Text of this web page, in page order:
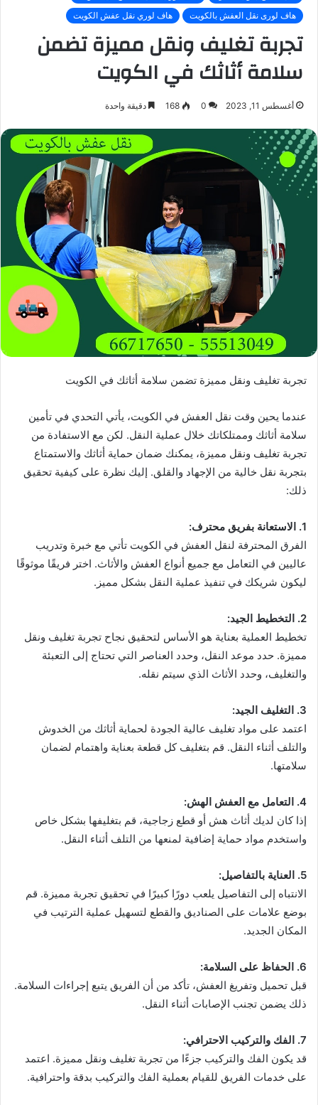
هاف لورى نقل العفش بالكويت
هاف لوري نقل عفش الكويت
تجربة تغليف ونقل مميزة تضمن
سلامة أثاثك في الكويت
أغسطس 11, 2023 0
168 دقيقة واحدة
تجربة تغليف ونقل مميزة تضمن سلامة أثاثك في الكويت
عندما يحين وقت نقل العفش في الكويت، يأتي التحدي في تأمين
سلامة أثاثك وممتلكاتك خلال عملية النقل. لكن مع الاستفادة من
تجربة تغليف ونقل مميزة، يمكنك ضمان حماية أثاثك والاستمتاع
بتجربة نقل خالية من الإجهاد والقلق. إليك نظرة على كيفية تحقيق
ذلك:
1. الاستعانة بفريق محترف:
الفرق المحترفة لنقل العفش في الكويت تأتي مع خبرة وتدريب
عاليين في التعامل مع جميع أنواع العفش والأثاث. اختر فريقًا موثوقًا
ليكون شريكك في تنفيذ عملية النقل بشكل مميز.
2. التخطيط الجيد:
تخطيط العملية بعناية هو الأساس لتحقيق نجاح تجربة تغليف ونقل
مميزة. حدد موعد النقل، وحدد العناصر التي تحتاج إلى التعبئة
والتغليف، وحدد الأثاث الذي سيتم نقله.
3. التغليف الجيد:
اعتمد على مواد تغليف عالية الجودة لحماية أثاثك من الخدوش
والتلف أثناء النقل. قم بتغليف كل قطعة بعناية واهتمام لضمان
سلامتها.
4. التعامل مع العفش الهش:
إذا كان لديك أثاث هش أو قطع زجاجية، قم بتغليفها بشكل خاص
واستخدم مواد حماية إضافية لمنعها من التلف أثناء النقل.
5. العناية بالتفاصيل:
الانتباه إلى التفاصيل يلعب دورًا كبيرًا في تحقيق تجربة مميزة. قم
بوضع علامات على الصناديق والقطع لتسهيل عملية الترتيب في
المكان الجديد.
6. الحفاظ على السلامة:
قبل تحميل وتفريغ العفش، تأكد من أن الفريق يتبع إجراءات السلامة.
ذلك يضمن تجنب الإصابات أثناء النقل.
7. الفك والتركيب الاحترافي:
قد يكون الفك والتركيب جزءًا من تجربة تغليف ونقل مميزة. اعتمد
على خدمات الفريق للقيام بعملية الفك والتركيب بدقة واحترافية.